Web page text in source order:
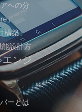
への分
」
構築」
設計方
エンジ
ーとは